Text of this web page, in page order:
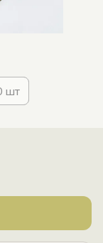
шт